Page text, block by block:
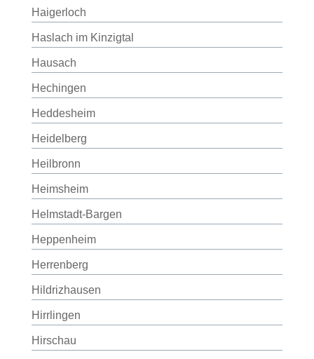
Haigerloch
Haslach im Kinzigtal
Hausach
Hechingen
Heddesheim
Heidelberg
Heilbronn
Heimsheim
Helmstadt-Bargen
Heppenheim
Herrenberg
Hildrizhausen
Hirrlingen
Hirschau